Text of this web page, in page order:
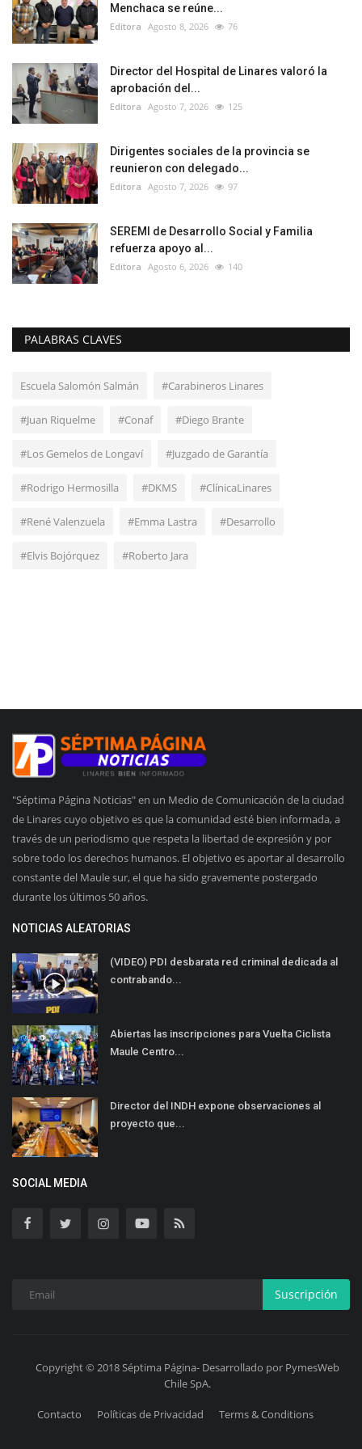
Menchaca se reúne...
Editora Agosto 8, 2026 76
Director del Hospital de Linares valoró la
aprobación del...
Editora Agosto 7, 2026 125
Dirigentes sociales de la provincia se
reunieron con delegado...
Editora Agosto 7, 2026 97
SEREMI de Desarrollo Social y Familia
refuerza apoyo al...
Editora Agosto 6, 2026 140
PALABRAS CLAVES
Escuela Salomón Salmán #Carabineros Linares
#Juan Riquelme #Conaf #Diego Brante
#Los Gemelos de Longaví #Juzgado de Garantía
#Rodrigo Hermosilla #DKMS #ClínicaLinares
#René Valenzuela #Emma Lastra #Desarrollo
#Elvis Bojórquez #Roberto Jara
"Séptima Página Noticias" en un Medio de Comunicación de la ciudad
de Linares cuyo objetivo es que la comunidad esté bien informada, a
través de un periodismo que respeta la libertad de expresión y por
sobre todo los derechos humanos. El objetivo es aportar al desarrollo
constante del Maule sur, el que ha sido gravemente postergado
durante los últimos 50 años.
NOTICIAS ALEATORIAS
(VIDEO) PDI desbarata red criminal dedicada al
contrabando...
Abiertas las inscripciones para Vuelta Ciclista
Maule Centro...
Director del INDH expone observaciones al
proyecto que...
SOCIAL MEDIA
Suscripción
Copyright © 2018 Séptima Página- Desarrollado por PymesWeb
Chile SpA.
Contacto Políticas de Privacidad Terms & Conditions